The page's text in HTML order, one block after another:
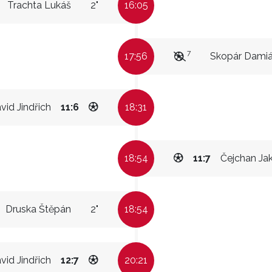
Trachta Lukáš 2" 16:05
17:56 Skopár
7
Jindřich 11:6 18:31
18:54 Čejchan
11:7
Druska Štěpán 2" 18:54
Jindřich 12:7 20:21